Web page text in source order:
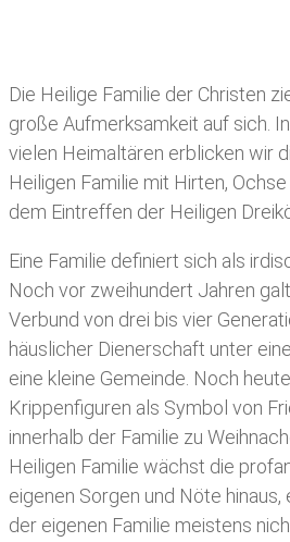
Die Heilige Familie der Christen
große Aufmerksamkeit auf sich.
vielen Heimaltären erblicken wir
Heiligen Familie mit Hirten,
dem Eintreffen der Heiligen
Eine Familie definiert sich als
Noch vor zweihundert Jahren
Verbund von drei bis vier
häuslicher Dienerschaft unter
eine kleine Gemeinde. Noch
Krippenfiguren als Symbol von
innerhalb der Familie zu
Heiligen Familie wächst die
eigenen Sorgen und Nöte
der eigenen Familie meistens